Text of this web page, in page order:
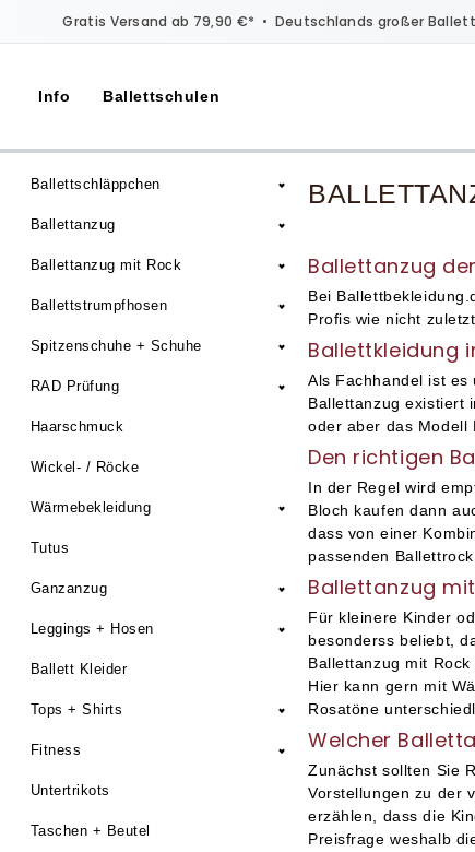
Gratis Versand ab 79,90 €* • Deutschlands großer
Info Ballettschulen
Ballettschläppchen
Ballettanzug
Ballettanzug mit Rock
Ballettstrumpfhosen
Spitzenschuhe + Schuhe
RAD Prüfung
Haarschmuck
Wickel- / Röcke
Wärmebekleidung
Tutus
Ganzanzug
Leggings + Hosen
Ballett Kleider
Tops + Shirts
Fitness
Untertrikots
Taschen + Beutel
Ballettanzug
Bei
Profis wie nicht
Ballettkleidung
Als Fachhandel ist es
Ballettanzug existiert
oder aber das Modell
Den richtigen
In der Regel wird
Bloch kaufen dann
dass von einer
passenden
Ballettanzug
Für kleinere Kinder
besonderss beliebt,
Ballettanzug mit
Hier kann gern mit
Rosatöne
Welcher
Zunächst sollten Sie
Vorstellungen zu der
erzählen, dass die
Preisfrage weshalb